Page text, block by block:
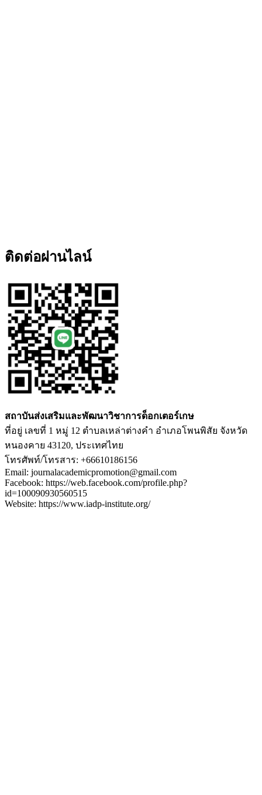
ติดต่อผ่านไลน์
สถาบันส่งเสริมและพัฒนาวิชาการด็อกเตอร์เกษ
ที่อยู่ เลขที่ 1 หมู่ 12 ตำบลเหล่าต่างคำ อำเภอโพนพิสัย จังหวัด
หนองคาย 43120, ประเทศไทย
โทรศัพท์/โทรสาร: +66610186156
Email: journalacademicpromotion@gmail.com
Facebook: https://web.facebook.com/profile.php?
id=100090930560515
Website: https://www.iadp-institute.org/